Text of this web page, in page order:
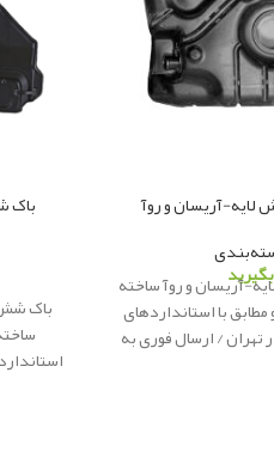
آریسان و روآ
آریسان و روآ ساخته
با استانداردهای
ساعته در تهران / ارسال فوری به
باک
باک